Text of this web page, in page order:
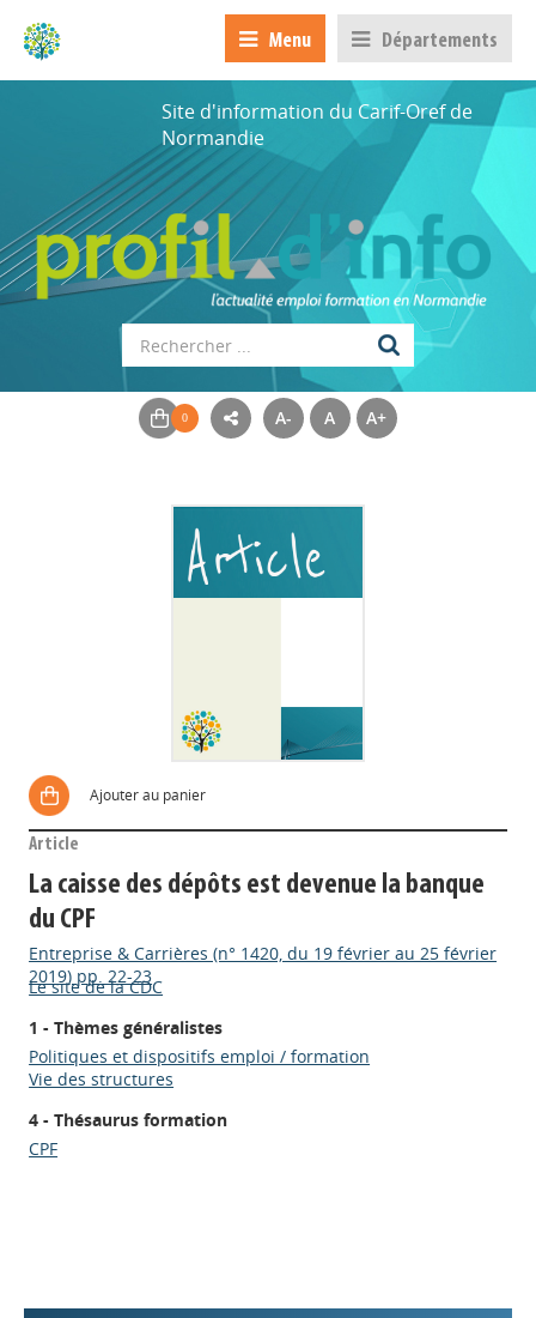
Menu Départements
Site d'information du Carif-Oref de
Normandie
A- A A+
Ajouter au panier
Article
La caisse des dépôts est devenue la banque
du CPF
Entreprise & Carrières (n° 1420, du 19 février au 25 février
2019) pp. 22-23
Le site de la CDC
1 - Thèmes généralistes
Politiques et dispositifs emploi / formation
Vie des structures
4 - Thésaurus formation
CPF